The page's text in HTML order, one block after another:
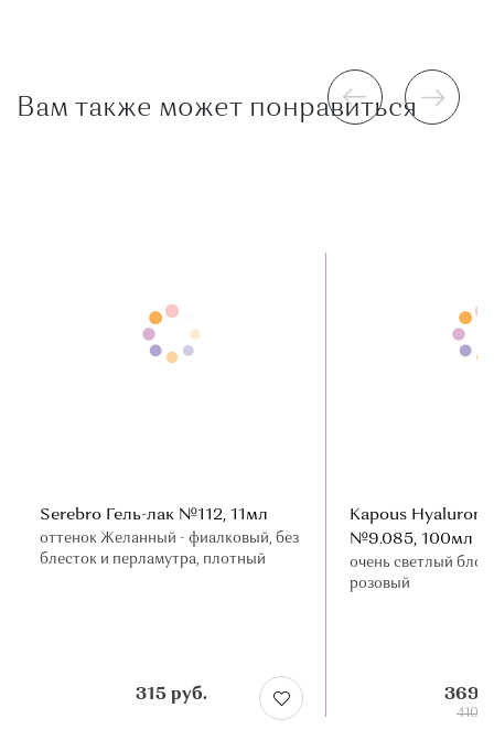
Вам также может понравиться
Serebro Гель-лак №112, 11мл
оттенок Желанный - фиалковый, без
блесток и перламутра, плотный
315 руб.
Kapous
№9.085, 100мл
очень светлый
розовый
369
410